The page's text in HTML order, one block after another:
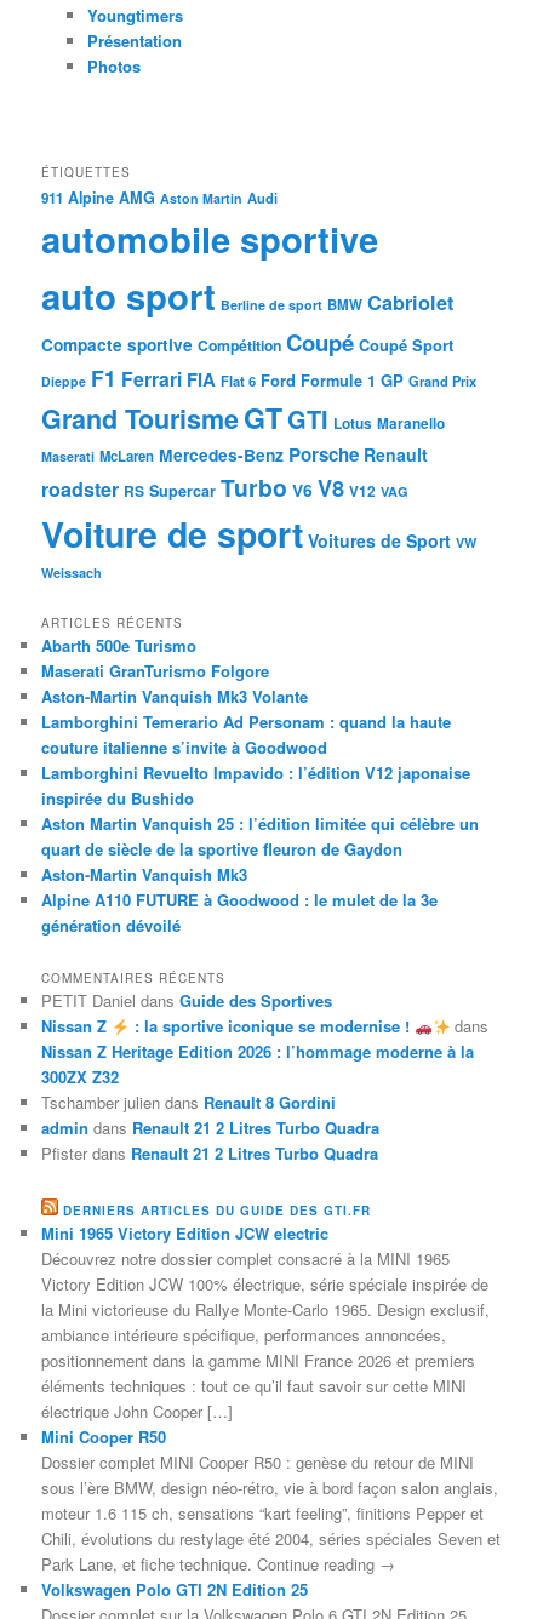
Youngtimers
Présentation
Photos
ÉTIQUETTES
911 Alpine AMG Aston Martin Audi
automobile sportive
auto sport Berline de sport BMW Cabriolet
Compacte sportive Compétition Coupé Coupé Sport
Dieppe F1 Ferrari FIA Flat 6 Ford Formule 1 GP Grand Prix
Grand TourismeGTGTI Lotus Maranello
Maserati McLaren Mercedes-Benz Porsche Renault
roadster RS Supercar Turbo V6 V8 V12 VAG
Voiture de sport Voitures de Sport VW
Weissach
ARTICLES RÉCENTS
Abarth 500e Turismo
Maserati GranTurismo Folgore
Aston-Martin Vanquish Mk3 Volante
Lamborghini Temerario Ad Personam : quand la haute
couture italienne s’invite à Goodwood
Lamborghini Revuelto Impavido : l’édition V12 japonaise
inspirée du Bushido
Aston Martin Vanquish 25 : l’édition limitée qui célèbre un
quart de siècle de la sportive fleuron de Gaydon
Aston-Martin Vanquish Mk3
Alpine A110 FUTURE à Goodwood : le mulet de la 3e
génération dévoilé
COMMENTAIRES RÉCENTS
PETIT Daniel dansGuide des Sportives
Nissan Z
: la sportive iconique se modernise !
dans
Nissan Z Heritage Edition 2026 : l’hommage moderne à la
300ZX Z32
Tschamber julien dans Renault 8 Gordini
admin dans Renault 21 2 Litres Turbo Quadra
Pfister dans Renault 21 2 Litres Turbo Quadra
DERNIERS ARTICLES DU GUIDE DES GTI.FR
Mini 1965 Victory Edition JCW electric
Découvrez notre dossier complet consacré à la MINI 1965
Victory Edition JCW 100% électrique, série spéciale inspirée de
la Mini victorieuse du Rallye Monte-Carlo 1965. Design exclusif,
ambiance intérieure spécifique, performances annoncées,
positionnement dans la gamme MINI France 2026 et premiers
éléments techniques : tout ce qu’il faut savoir sur cette MINI
électrique John Cooper […]
Mini Cooper R50
Dossier complet MINI Cooper R50 : genèse du retour de MINI
sous l’ère BMW, design néo-rétro, vie à bord façon salon anglais,
moteur 1.6 115 ch, sensations “kart feeling”, finitions Pepper et
Chili, évolutions du restylage été 2004, séries spéciales Seven et
Park Lane, et fiche technique. Continue reading →
Volkswagen Polo GTI 2N Edition 25